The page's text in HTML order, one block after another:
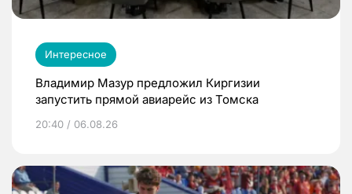
Интересное
Владимир Мазур предложил Киргизии
запустить прямой авиарейс из Томска
20:40 / 06.08.26